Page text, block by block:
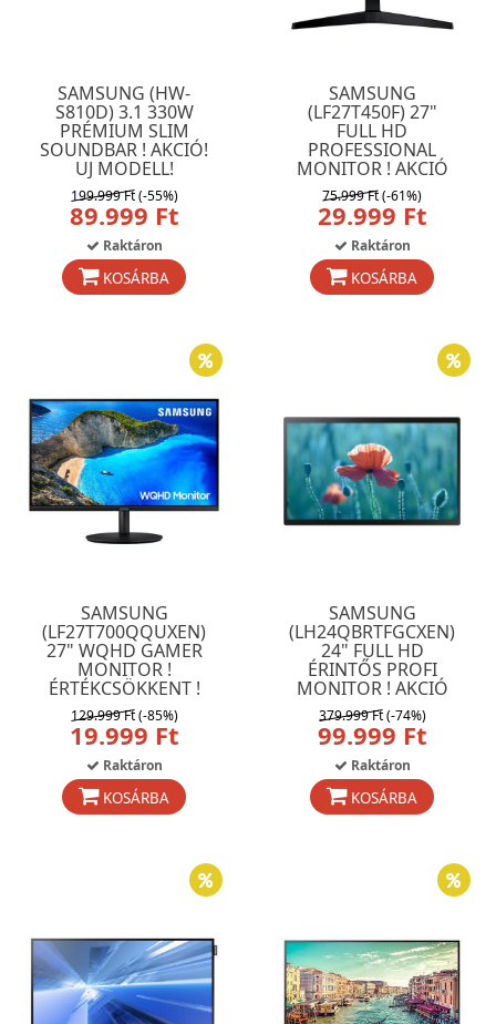
SAMSUNG (HW-
S810D) 3.1 330W
PRÉMIUM SLIM
SOUNDBAR ! AKCIÓ!
UJ MODELL!
199.999 Ft(-55%)
89.999 Ft
Raktáron
KOSÁRBA
SAMSUNG
(LF27T450F) 27"
FULL HD
PROFESSIONAL
MONITOR ! AKCIÓ
75.999 Ft(-61%)
29.999 Ft
Raktáron
KOSÁRBA
SAMSUNG
(LF27T700QQUXEN)
27" WQHD GAMER
MONITOR !
ÉRTÉKCSÖKKENT !
129.999 Ft(-85%)
19.999 Ft
Raktáron
KOSÁRBA
SAMSUNG
(LH24QBRTFGCXEN)
24" FULL HD
ÉRINTŐS PROFI
MONITOR ! AKCIÓ
379.999 Ft(-74%)
99.999 Ft
Raktáron
KOSÁRBA